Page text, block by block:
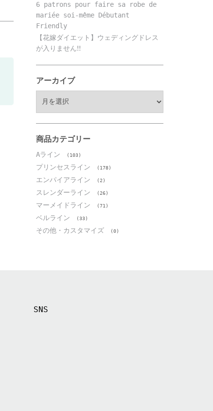
6 patrons pour faire sa robe de
mariée soi-même Débutant
Friendly
【花嫁ダイエット】ウェディングドレス
が入りません‼️
アーカイブ
ブ
商品カテゴリー
Aライン (103)
プリンセスライン (178)
エンパイアライン (2)
スレンダーライン (26)
マーメイドライン (71)
ベルライン (33)
その他・カスタマイズ (0)
SNS